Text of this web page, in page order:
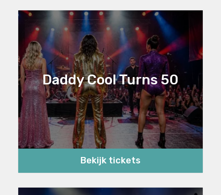
Daddy Cool Turns 50
Bekijk tickets